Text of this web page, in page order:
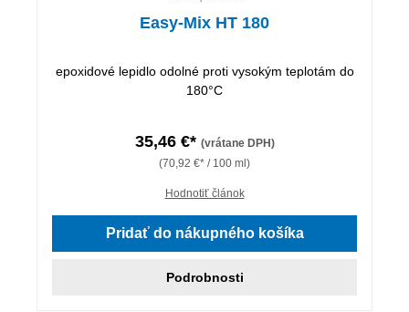
Easy-Mix HT 180
epoxidové lepidlo odolné proti vysokým teplotám do
180°C
35,46 €* (vrátane DPH)
(70,92 €* / 100 ml)
Hodnotiť článok
Pridať do nákupného košíka
Podrobnosti